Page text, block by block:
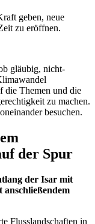
geben, neue
zu eröffnen.
gläubig, nicht-
die Themen und die
zu machen.
besuchen.
der Spur
der Isar mit
Flusslandschaften in